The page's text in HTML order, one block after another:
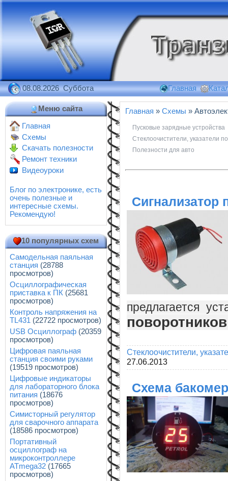
08.08.2026 Суббота Главная
Меню сайта
Главная
Схемы
Скачать полезности
Ремонт техники
Видеоуроки
Блог по электронике, есть
очень полезные и
интересные схемы.
Рекомендую!
10 популярных схем
Самодельная паяльная
станция (28788
просмотров)
Осциллографическая
приставка к ПК (25681
просмотров)
Контроль напряжения на
TL431 (22722 просмотров)
USB Осциллограф (20359
просмотров)
Цифровая паяльная
станция своими руками
(19519 просмотров)
Цифровые индикаторы
для лабораторного блока
питания (18676
просмотров)
Симисторный регулятор
для сварочного аппарата
(18586 просмотров)
Портативный
осциллограф на
микроконтроллере
ATmega32 (17665
просмотров)
Главная » Схемы »
Пусковые зарядные устройства
Стеклоочистители, указатели
Полезности для авто
Сигнализатор
предлагается
Стеклоочистители,
27.06.2013
Схема